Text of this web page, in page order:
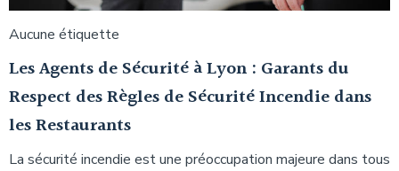
Aucune étiquette
Les Agents de Sécurité à Lyon : Garants du
Respect des Règles de Sécurité Incendie dans
les Restaurants
La sécurité incendie est une préoccupation majeure dans tous